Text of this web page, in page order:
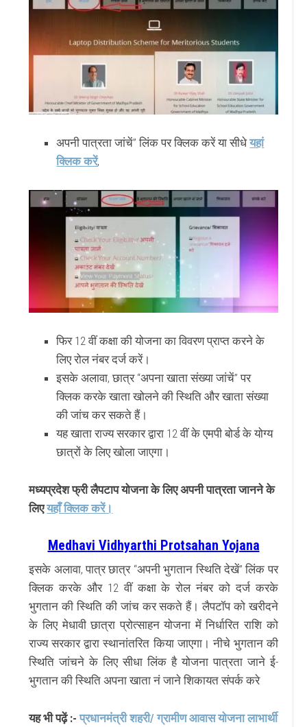
अपनी पात्रता जांचें” लिंक पर क्लिक करें या सीधेयहां
क्लिक करें,
फिर 12 वीं कक्षा की योजना का विवरण प्राप्त करने के
लिए रोल नंबर दर्ज करें।
इसके अलावा, छात्र “अपना खाता संख्या जांचें” पर
क्लिक करके खाता खोलने की स्थिति और खाता संख्या
की जांच कर सकते हैं।
यह खाता राज्य सरकार द्वारा 12 वीं के एमपी बोर्ड के योग्य
छात्रों के लिए खोला जाएगा।
मध्यप्रदेश फ्री लैपटाप योजना के लिए अपनी पात्रता जानने के
लिएयहाँ क्लिक करें।
Medhavi Vidhyarthi Protsahan Yojana
इसके अलावा, पात्र छात्र “अपनी भुगतान स्थिति देखें” लिंक पर
क्लिक करके और 12 वीं कक्षा के रोल नंबर को दर्ज करके
भुगतान की स्थिति की जांच कर सकते हैं। लैपटॉप को खरीदने
के लिए मेधावी छात्रा प्रोत्साहन योजना में निर्धारित राशि को
राज्य सरकार द्वारा स्थानांतरित किया जाएगा। नीचे भुगतान की
स्थिति जांचने के लिए सीधा लिंक है योजना पात्रता जाने ई-
भुगतान की स्थिति अपना खाता नं जाने शिकायत संपर्क करे
यह भी पढ़ें :-प्रधानमंत्री शहरी/ ग्रामीण आवास योजना लाभार्थी